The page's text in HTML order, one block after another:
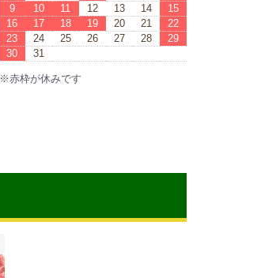
9
10 11 12 13 14
15
16
17 18 19 20 21
22
23
24 25 26 27 28
29
30
31
※赤枠が休みです